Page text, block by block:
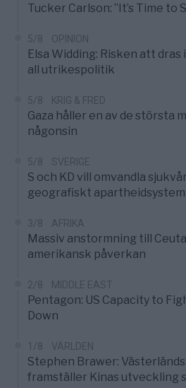
Tucker Carlson: ”It’s Time to
5/8 OPINION
Elsa Widding: Risken att
all utrikespolitik
5/8 KRIG & FRED
Gaza håller en av de största
någonsin
5/8 SVERIGE
S och KD vill omvandla
geografiskt apartheidsystem
3/8 AFRIKA
Massiv anstormning till
amerikansk påverkan
2/8 MIDDLE EAST
Pentagon: US Capacity to
Down
1/8 VÄRLDEN
Stephen Brawer:
framställer Kinas utveckling